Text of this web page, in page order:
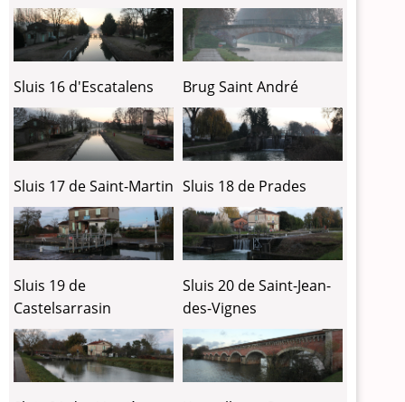
Sluis 16 d'Escatalens Brug Saint André
Sluis 17 de Saint-Martin Sluis 18 de Prades
Sluis 19 de
Castelsarrasin
Sluis 20 de Saint-Jean-
des-Vignes